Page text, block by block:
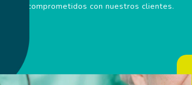
comprometidos con nuestros clientes.